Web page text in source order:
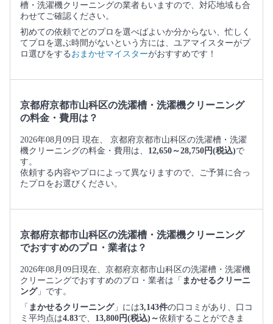
槽・洗濯機クリーニングの業者もいますので、対応地域も合
わせてご確認ください。
初めての依頼でどのプロを選べばよいか分からない、忙しく
てプロを選ぶ時間がないという方には、ユアマイスターがプ
ロ選びをする おまかせマイスターがおすすめです！
京都府京都市山科区の洗濯槽・洗濯機クリーニング
の料金・費用は？
2026年08月09日 現在、 京都府京都市山科区の洗濯槽・洗濯
機クリーニングの料金・費用は、 12,650～28,750円(税込)で
す。
依頼する内容やプロによって異なりますので、ご予算に合っ
たプロをお選びください。
京都府京都市山科区の洗濯槽・洗濯機クリーニング
でおすすめのプロ・業者は？
2026年08月09日現在、京都府京都市山科区の洗濯槽・洗濯機
クリーニングでおすすめのプロ・業者は「 まかせるクリーニ
ング」です。
「 まかせるクリーニング」には3,143件の口コミがあり、口コ
ミ平均点は4.83で、 13,800円(税込)～依頼することができま